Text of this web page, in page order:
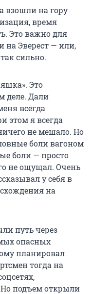
взошли на гору
время
Это важно для
на Эверест — или,
сильно.
Это
деле. Дали
всегда
этом я всегда
не мешало. Но
боли вагоном
боли — просто
не ощущал. Очень
у себя в
на
путь через
опасных
планировал
тогда на
подъем открыли